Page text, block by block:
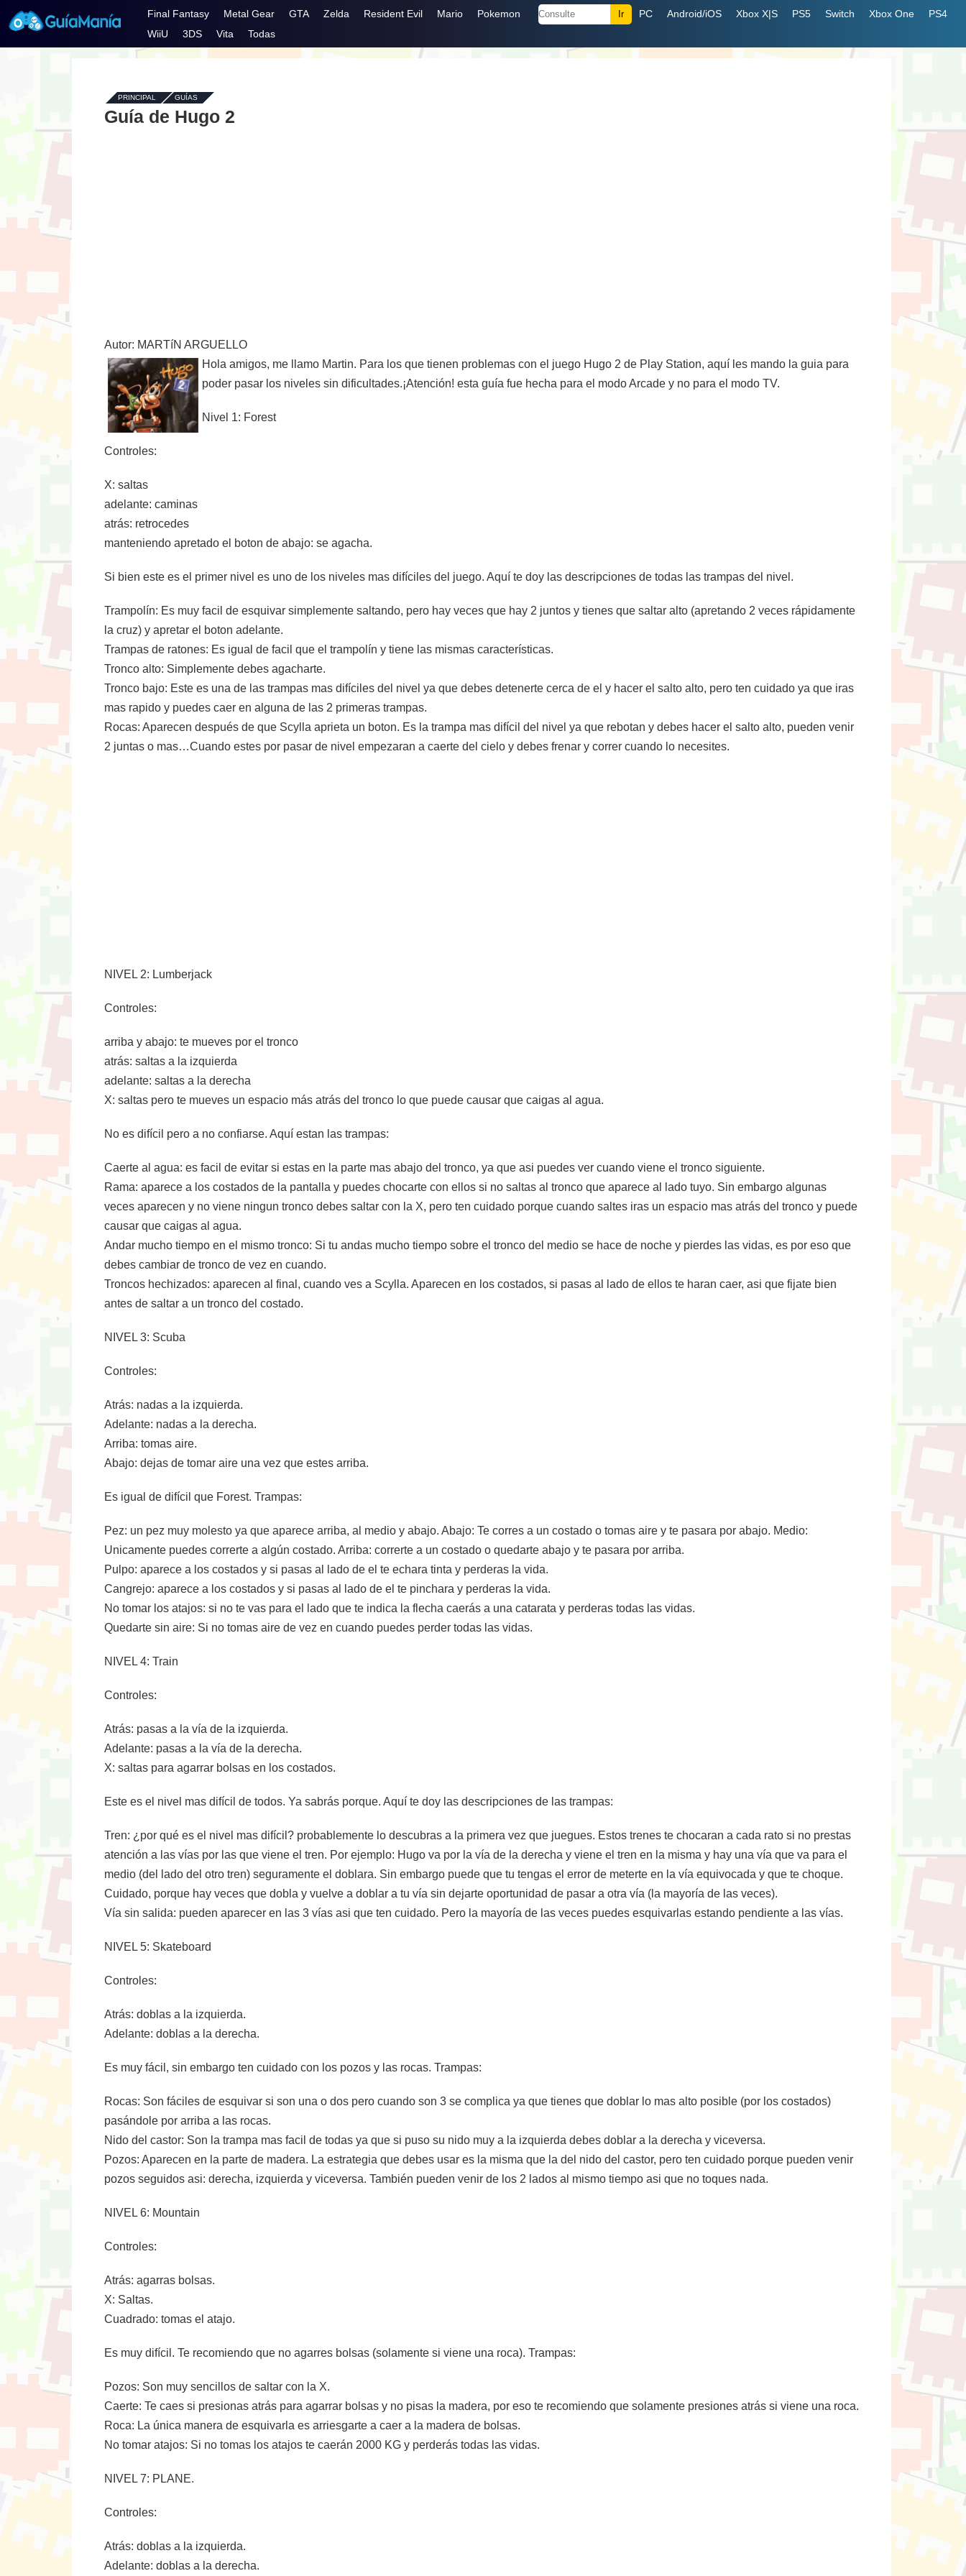
Final Fantasy Metal Gear GTA Zelda Resident Evil Mario Pokemon PC Android/iOS Xbox X|S PS5 Switch Xbox One
PS4
WiiU
3DS Vita Todas
PRINCIPAL - GUÍAS-
Guía de Hugo 2
Autor: MARTíN ARGUELLO
Hola amigos, me llamo Martin. Para los que tienen problemas con el juego Hugo 2 de Play Station, aquí les mando la guia para
poder pasar los niveles sin dificultades.¡Atención! esta guía fue hecha para el modo Arcade y no para el modo TV.
Nivel 1: Forest
Controles:
X: saltas
adelante: caminas
atrás: retrocedes
manteniendo apretado el boton de abajo: se agacha.
Si bien este es el primer nivel es uno de los niveles mas difíciles del juego. Aquí te doy las descripciones de todas las trampas del nivel.
Trampolín: Es muy facil de esquivar simplemente saltando, pero hay veces que hay 2 juntos y tienes que saltar alto (apretando 2 veces rápidamente
la cruz) y apretar el boton adelante.
Trampas de ratones: Es igual de facil que el trampolín y tiene las mismas características.
Tronco alto: Simplemente debes agacharte.
Tronco bajo: Este es una de las trampas mas difíciles del nivel ya que debes detenerte cerca de el y hacer el salto alto, pero ten cuidado ya que iras
mas rapido y puedes caer en alguna de las 2 primeras trampas.
Rocas: Aparecen después de que Scylla aprieta un boton. Es la trampa mas difícil del nivel ya que rebotan y debes hacer el salto alto, pueden venir
2 juntas o mas…Cuando estes por pasar de nivel empezaran a caerte del cielo y debes frenar y correr cuando lo necesites.
NIVEL 2: Lumberjack
Controles:
arriba y abajo: te mueves por el tronco
atrás: saltas a la izquierda
adelante: saltas a la derecha
X: saltas pero te mueves un espacio más atrás del tronco lo que puede causar que caigas al agua.
No es difícil pero a no confiarse. Aquí estan las trampas:
Caerte al agua: es facil de evitar si estas en la parte mas abajo del tronco, ya que asi puedes ver cuando viene el tronco siguiente.
Rama: aparece a los costados de la pantalla y puedes chocarte con ellos si no saltas al tronco que aparece al lado tuyo. Sin embargo algunas
veces aparecen y no viene ningun tronco debes saltar con la X, pero ten cuidado porque cuando saltes iras un espacio mas atrás del tronco y puede
causar que caigas al agua.
Andar mucho tiempo en el mismo tronco: Si tu andas mucho tiempo sobre el tronco del medio se hace de noche y pierdes las vidas, es por eso que
debes cambiar de tronco de vez en cuando.
Troncos hechizados: aparecen al final, cuando ves a Scylla. Aparecen en los costados, si pasas al lado de ellos te haran caer, asi que fijate bien
antes de saltar a un tronco del costado.
NIVEL 3: Scuba
Controles:
Atrás: nadas a la izquierda.
Adelante: nadas a la derecha.
Arriba: tomas aire.
Abajo: dejas de tomar aire una vez que estes arriba.
Es igual de difícil que Forest. Trampas:
Pez: un pez muy molesto ya que aparece arriba, al medio y abajo. Abajo: Te corres a un costado o tomas aire y te pasara por abajo. Medio:
Unicamente puedes correrte a algún costado. Arriba: correrte a un costado o quedarte abajo y te pasara por arriba.
Pulpo: aparece a los costados y si pasas al lado de el te echara tinta y perderas la vida.
Cangrejo: aparece a los costados y si pasas al lado de el te pinchara y perderas la vida.
No tomar los atajos: si no te vas para el lado que te indica la flecha caerás a una catarata y perderas todas las vidas.
Quedarte sin aire: Si no tomas aire de vez en cuando puedes perder todas las vidas.
NIVEL 4: Train
Controles:
Atrás: pasas a la vía de la izquierda.
Adelante: pasas a la vía de la derecha.
X: saltas para agarrar bolsas en los costados.
Este es el nivel mas difícil de todos. Ya sabrás porque. Aquí te doy las descripciones de las trampas:
Tren: ¿por qué es el nivel mas difícil? probablemente lo descubras a la primera vez que juegues. Estos trenes te chocaran a cada rato si no prestas
atención a las vías por las que viene el tren. Por ejemplo: Hugo va por la vía de la derecha y viene el tren en la misma y hay una vía que va para el
medio (del lado del otro tren) seguramente el doblara. Sin embargo puede que tu tengas el error de meterte en la vía equivocada y que te choque.
Cuidado, porque hay veces que dobla y vuelve a doblar a tu vía sin dejarte oportunidad de pasar a otra vía (la mayoría de las veces).
Vía sin salida: pueden aparecer en las 3 vías asi que ten cuidado. Pero la mayoría de las veces puedes esquivarlas estando pendiente a las vías.
NIVEL 5: Skateboard
Controles:
Atrás: doblas a la izquierda.
Adelante: doblas a la derecha.
Es muy fácil, sin embargo ten cuidado con los pozos y las rocas. Trampas:
Rocas: Son fáciles de esquivar si son una o dos pero cuando son 3 se complica ya que tienes que doblar lo mas alto posible (por los costados)
pasándole por arriba a las rocas.
Nido del castor: Son la trampa mas facil de todas ya que si puso su nido muy a la izquierda debes doblar a la derecha y viceversa.
Pozos: Aparecen en la parte de madera. La estrategia que debes usar es la misma que la del nido del castor, pero ten cuidado porque pueden venir
pozos seguidos asi: derecha, izquierda y viceversa. También pueden venir de los 2 lados al mismo tiempo asi que no toques nada.
NIVEL 6: Mountain
Controles:
Atrás: agarras bolsas.
X: Saltas.
Cuadrado: tomas el atajo.
Es muy difícil. Te recomiendo que no agarres bolsas (solamente si viene una roca). Trampas:
Pozos: Son muy sencillos de saltar con la X.
Caerte: Te caes si presionas atrás para agarrar bolsas y no pisas la madera, por eso te recomiendo que solamente presiones atrás si viene una roca.
Roca: La única manera de esquivarla es arriesgarte a caer a la madera de bolsas.
No tomar atajos: Si no tomas los atajos te caerán 2000 KG y perderás todas las vidas.
NIVEL 7: PLANE.
Controles:
Atrás: doblas a la izquierda.
Adelante: doblas a la derecha.